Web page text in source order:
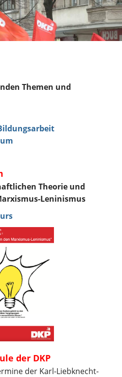
M
a
i
n
S
k
i
p
n
t
Themen und
Theorie und
Leninismus
der DKP
der Karl-Liebknecht-